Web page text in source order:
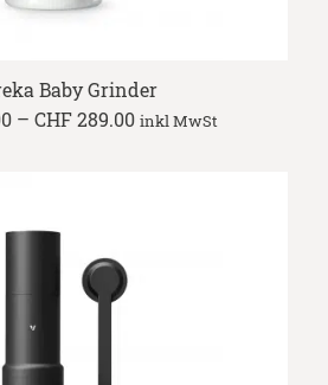
Baby Grinder
– CHF289.00Price
range:
inkl MwSt